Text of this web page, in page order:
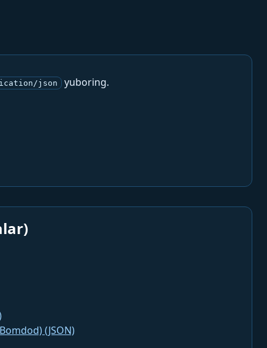
json
yuboring.
(JSON)